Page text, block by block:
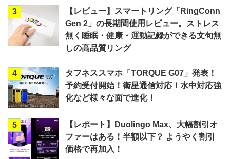
3
【レビュー】スマートリング「RingConn
Gen 2」の長期間使用レビュー。ストレス
無く睡眠・健康・運動記録ができる文句無
しの高品質リング
4
タフネススマホ「TORQUE G07」発表！
予約受付開始！衛星通信対応！水中対応強
化など様々な面で進化！
5
【レポート】Duolingo Max、大幅割引オ
ファーはある！半額以下？ ようやく割引
価格で再加入！